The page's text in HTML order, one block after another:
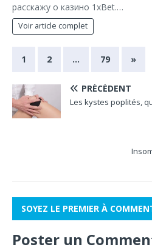
расскажу о казино 1xBet.…
Voir article complet
1 2 … 79 »
PRÉCÉDENT
Les kystes poplités,
SOYEZ LE PREMIER À
Poster un